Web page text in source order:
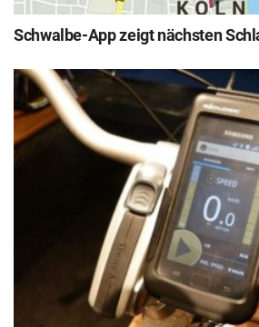
Schwalbe-App zeigt nächsten